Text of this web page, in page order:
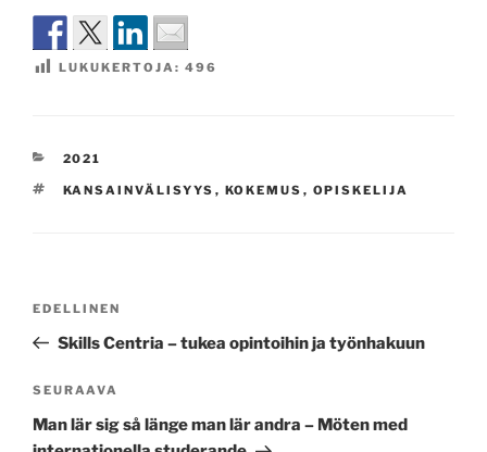
LUKUKERTOJA: 496
KATEGORIAT
2021
AVAINSANAT
KANSAINVÄLISYYS , KOKEMUS , OPISKELIJA
Edellinen
artikkeli
EDELLINEN
Skills Centria – tukea opintoihin ja työnhakuun
Seuraava
artikkeli
SEURAAVA
Man lär sig så länge man lär andra – Möten med